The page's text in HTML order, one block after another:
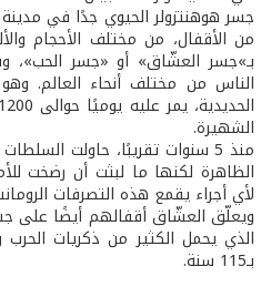
جسر هوهنتزولر الحيوي جدًا في
من الأقفال، من مختلف الأحجام
بـ»جسر العشّاق» أو «جسر الحب»،
الناس من مختلف أنحاء العالم.
الشهيرة.
منذ 5 سنوات تقريبًا، حاولت
الظاهرة لكنها ما لبثت أن رضخت
لأي أجراء يقمع هذه التصرفات
ويعلّق العشّاق أقفالهم أيضًا على
الذي يحمل الكثير من ذكريات
بـ115 سنة.